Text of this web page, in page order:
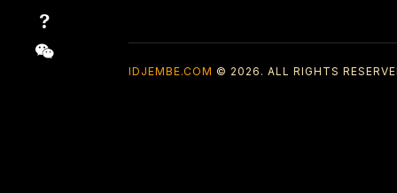
IDJEMBE.COM © 2026. ALL RIGHTS